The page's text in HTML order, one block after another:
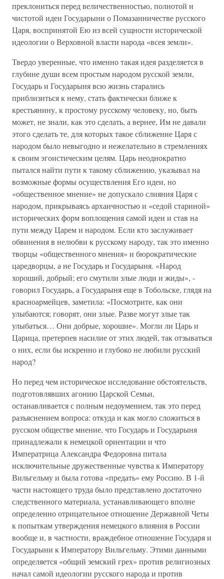
преклониться перед величественностью, полнотой и
чистотой идеи Государыни о Помазанничестве русского
Царя, воспринятой Ею из всей сущности исторической
идеологии о Верховной власти народа «всея земли».
Твердо уверенные, что именно такая идея разделяется в
глубине души всем простым народом русской земли,
Государь и Государыня всю жизнь старались
приблизиться к нему, стать фактически ближе к
крестьянину, к простому русскому человеку, но, быть
может, не знали, как это сделать, а вернее, Им не давали
этого сделать те, для которых такое сближение Царя с
народом было невыгодно и нежелательно в стремлениях
к своим эгоистическим целям. Царь неоднократно
пытался найти пути к такому сближению, указывал на
возможные формы осуществления Его идеи, но
«общественное мнение» не допускало слияния Царя с
народом, прикрываясь архаичностью и «седой стариной»
исторических форм воплощения самой идеи и став на
пути между Царем и народом. Если кто заслуживает
обвинения в нелюбви к русскому народу, так это именно
творцы «общественного мнения» и бюрократические
царедворцы, а не Государь и Государыня. «Народ
хороший, добрый; его смутили злые люди и жиды», -
говорил Государь, а Государыня еще в Тобольске, глядя на
красноармейцев, заметила: «Посмотрите, как они
улыбаются; говорят, они злые. Разве могут злые так
улыбаться… Они добрые, хорошие». Могли ли Царь и
Царица, претерпев насилие от этих людей, так отзываться
о них, если бы искренно и глубоко не любили русский
народ?
Но перед чем историческое исследование обстоятельств,
подготовлявших агонию Царской Семьи,
останавливается с полным недоумением, так это перед
разъяснением вопроса: откуда и как могло сложиться в
русском обществе мнение, что Государь и Государыня
принадлежали к немецкой ориентации и что
Императрица Александра Федоровна питала
исключительные дружественные чувства к Императору
Вильгельму и была готова «предать» ему Россию. В 1-й
части настоящего труда было представлено достаточно
следственного материала, устанавливающего вполне
определенно отрицательное отношение Державной Четы
к попыткам утверждения немецкого влияния в России
вообще и, в частности, враждебное отношение Государя и
Государыни к Императору Вильгельму. Этими данными
определяется «общий земский грех» против религиозных
начал самой идеологии русского народа и против